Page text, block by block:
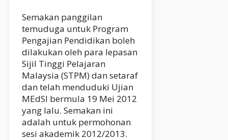
Semakan panggilan
temuduga untuk Program
Pengajian Pendidikan boleh
dilakukan oleh para lepasan
Sijil Tinggi Pelajaran
Malaysia (STPM) dan setaraf
dan telah menduduki Ujian
MEdSI bermula 19 Mei 2012
yang lalu. Semakan ini
adalah untuk permohonan
sesi akademik 2012/2013.